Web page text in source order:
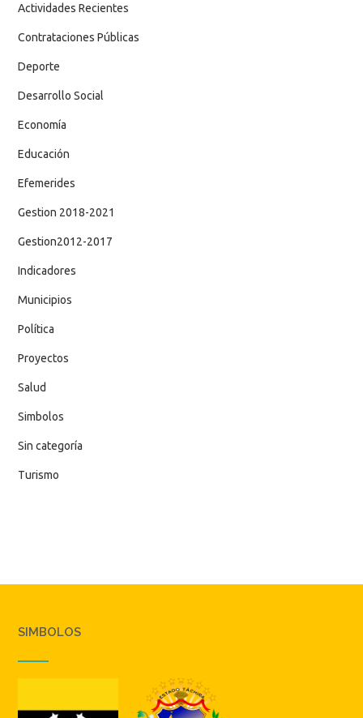
Actividades Recientes
Contrataciones Públicas
Deporte
Desarrollo Social
Economía
Educación
Efemerides
Gestion 2018-2021
Gestion2012-2017
Indicadores
Municipios
Política
Proyectos
Salud
Simbolos
Sin categoría
Turismo
SIMBOLOS